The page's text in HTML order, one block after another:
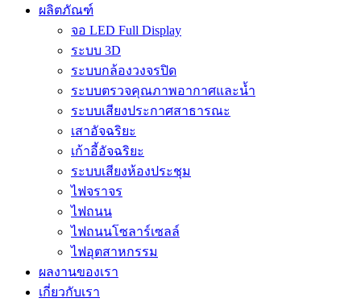
ผลิตภัณฑ์
จอ LED Full Display
ระบบ 3D
ระบบกล้องวงจรปิด
ระบบตรวจคุณภาพอากาศและน้ำ
ระบบเสียงประกาศสาธารณะ
เสาอัจฉริยะ
เก้าอี้อัจฉริยะ
ระบบเสียงห้องประชุม
ไฟจราจร
ไฟถนน
ไฟถนนโซลาร์เซลล์
ไฟอุตสาหกรรม
ผลงานของเรา
เกี่ยวกับเรา